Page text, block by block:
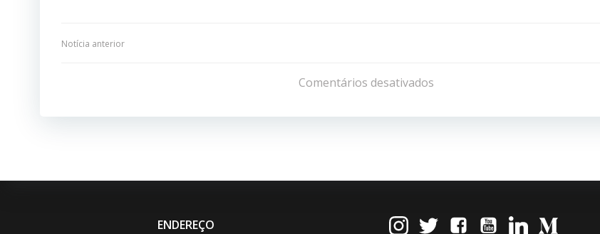
Navegação
Post
Notícia anterior
de
Post
Comentários desativados
ENDEREÇO